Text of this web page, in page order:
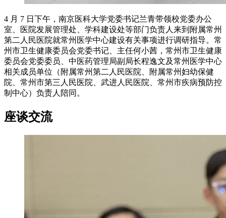
4 月 7 日下午，南京医科大学党委书记兰青带领校党委办公
室、医院发展管理处、学科建设处等部门负责人来到附属常州
第二人民医院就常州医学中心建设有关事项进行调研指导。常
州市卫生健康委员会党委书记、主任何小茜，常州市卫生健康
委员会党委委员、中医药管理局副局长程逸文及常州医学中心
相关成员单位（附属常州第二人民医院、附属常州妇幼保健
院、常州市第三人民医院、武进人民医院、常州市疾病预防控
制中心）负责人陪同。
座谈交流